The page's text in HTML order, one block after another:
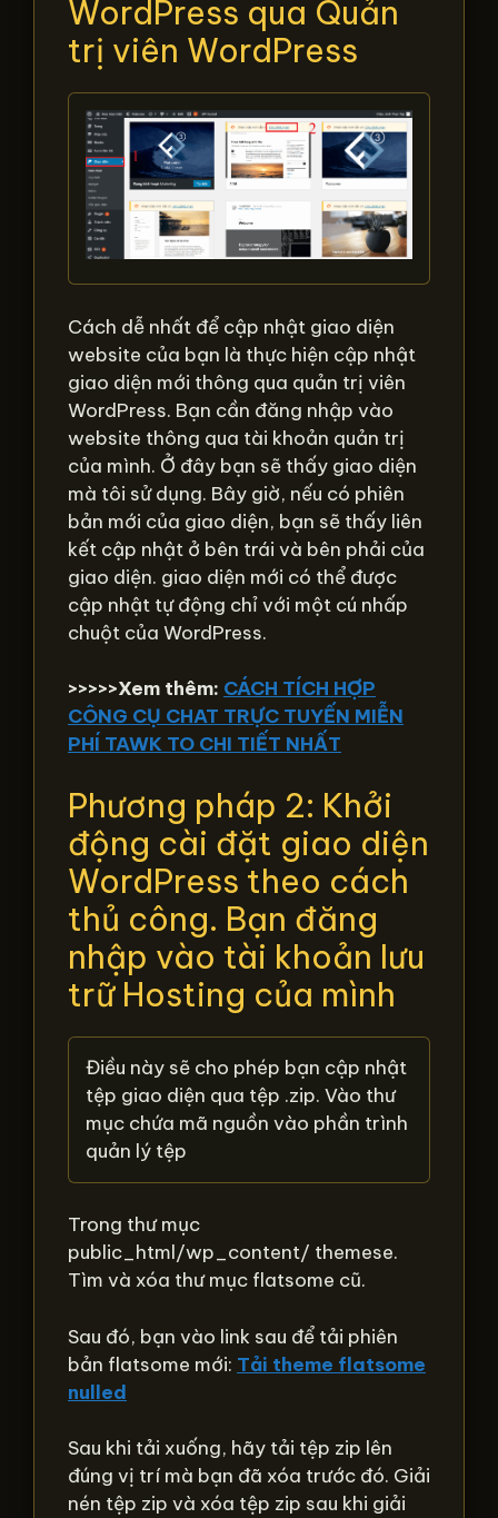
WordPress qua Quản
trị viên WordPress
Cách dễ nhất để cập nhật giao diện
website của bạn là thực hiện cập nhật
giao diện mới thông qua quản trị viên
WordPress. Bạn cần đăng nhập vào
website thông qua tài khoản quản trị
của mình. Ở đây bạn sẽ thấy giao diện
mà tôi sử dụng. Bây giờ, nếu có phiên
bản mới của giao diện, bạn sẽ thấy liên
kết cập nhật ở bên trái và bên phải của
giao diện. giao diện mới có thể được
cập nhật tự động chỉ với một cú nhấp
chuột của WordPress.
>>>>>Xem thêm: CÁCH TÍCH HỢP
CÔNG CỤ CHAT TRỰC TUYẾN MIỄN
PHÍ TAWK TO CHI TIẾT NHẤT
Phương pháp 2: Khởi
động cài đặt giao diện
WordPress theo cách
thủ công. Bạn đăng
nhập vào tài khoản lưu
trữ Hosting của mình
Điều này sẽ cho phép bạn cập nhật
tệp giao diện qua tệp .zip. Vào thư
mục chứa mã nguồn vào phần trình
quản lý tệp
Trong thư mục
public_html/wp_content/ themese.
Tìm và xóa thư mục flatsome cũ.
Sau đó, bạn vào link sau để tải phiên
bản flatsome mới: Tải theme flatsome
nulled
Sau khi tải xuống, hãy tải tệp zip lên
đúng vị trí mà bạn đã xóa trước đó. Giải
nén tệp zip và xóa tệp zip sau khi giải